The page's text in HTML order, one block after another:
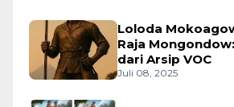
Loloda
Raja
dari Arsip VOC
Juli 08, 2025